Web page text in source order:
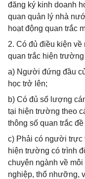
đăng ký kinh doanh
quan quản lý nhà
hoạt động quan trắc
2. Có đủ điều kiện
quan trắc hiện
a) Người đứng đầu
học trở lên;
b) Có đủ số lượng
tại hiện trường theo
thông số quan trắc
c) Phải có người trực
hiện trường có trình
chuyên ngành về
nghiệp, thổ nhưỡng,